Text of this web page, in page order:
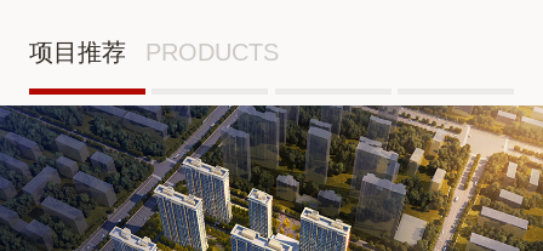
项目推荐 PRODUCTS